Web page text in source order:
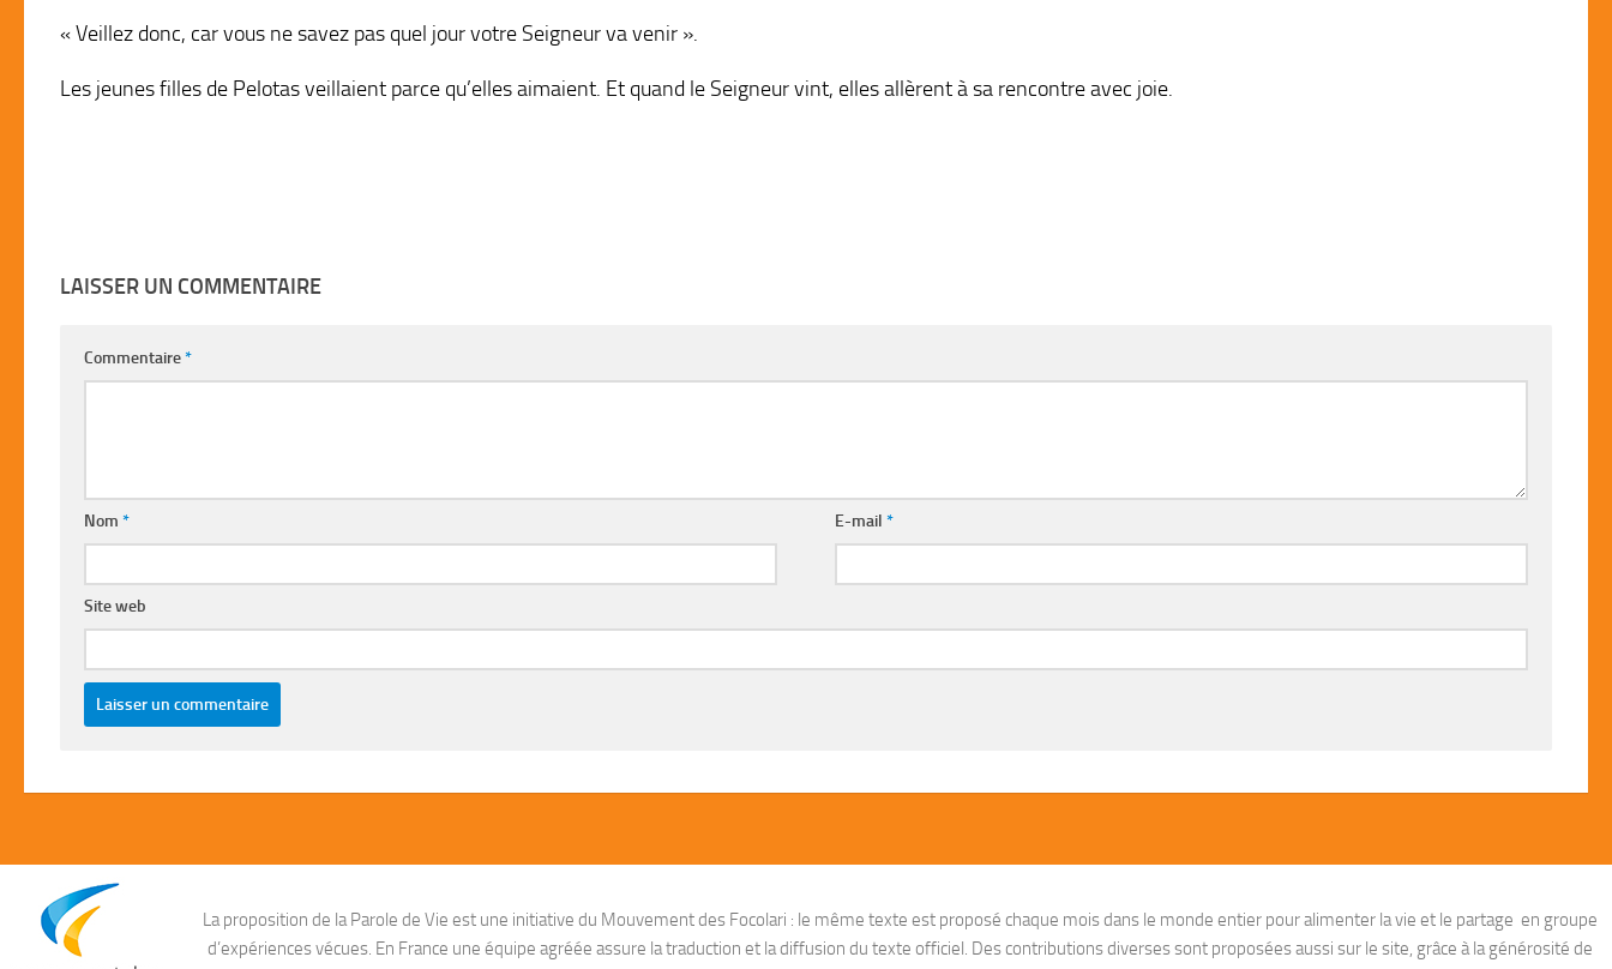
« Veillez donc, car vous ne savez pas quel jour votre Seigneur va venir ».
Les jeunes filles de Pelotas veillaient parce qu’elles aimaient. Et quand le Seigneur vint, elles allèrent à sa rencontre avec joie.
LAISSER UN COMMENTAIRE
Commentaire*
Nom * E-mail*
Site web
La proposition de la Parole de Vie est une initiative du Mouvement des Focolari : le même texte est proposé chaque mois dans le monde entier pour alimenter la vie et le partage en groupe
d’expériences vécues. En France une équipe agréée assure la traduction et la diffusion du texte officiel. Des contributions diverses sont proposées aussi sur le site, grâce à la générosité de